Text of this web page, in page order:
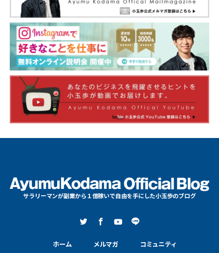
サラリーマンが副業から１億稼いで自由を手にした小玉歩のブログ
ホーム メルマガ コミュニティ